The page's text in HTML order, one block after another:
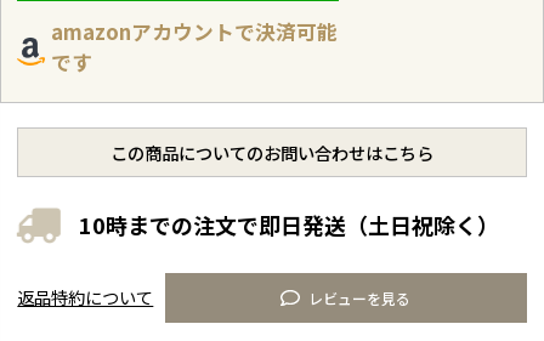
amazonアカウントで決済可能
です
10時までの注文で即日発送（土日祝除く）
この商品についてのお問い合わせはこちら
レビューを見る
返品特約について